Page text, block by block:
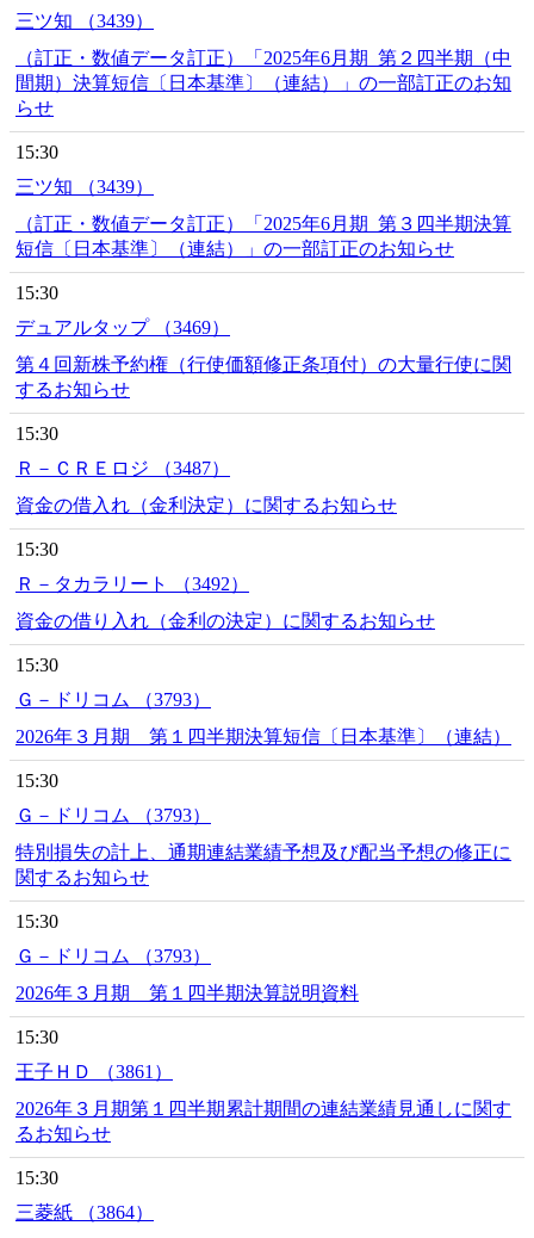
三ツ知 （3439）
（訂正・数値データ訂正）「2025年6月期_第２四半期（中
間期）決算短信〔日本基準〕（連結）」の一部訂正のお知
らせ
15:30
三ツ知 （3439）
（訂正・数値データ訂正）「2025年6月期_第３四半期決算
短信〔日本基準〕（連結）」の一部訂正のお知らせ
15:30
デュアルタップ （3469）
第４回新株予約権（行使価額修正条項付）の大量行使に関
するお知らせ
15:30
Ｒ－ＣＲＥロジ （3487）
資金の借入れ（金利決定）に関するお知らせ
15:30
Ｒ－タカラリート （3492）
資金の借り入れ（金利の決定）に関するお知らせ
15:30
Ｇ－ドリコム （3793）
2026年３月期 第１四半期決算短信〔日本基準〕（連結）
15:30
Ｇ－ドリコム （3793）
特別損失の計上、通期連結業績予想及び配当予想の修正に
関するお知らせ
15:30
Ｇ－ドリコム （3793）
2026年３月期 第１四半期決算説明資料
15:30
王子ＨＤ （3861）
2026年３月期第１四半期累計期間の連結業績見通しに関す
るお知らせ
15:30
三菱紙 （3864）